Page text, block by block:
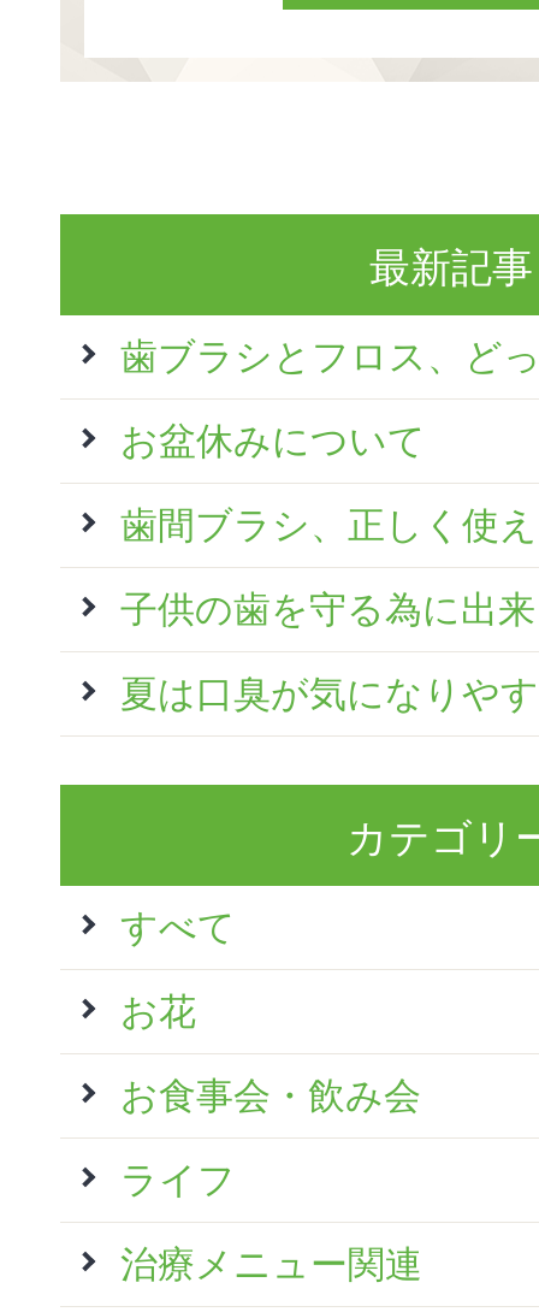
最新記事
歯ブラシとフロス、ど
お盆休みについて
歯間ブラシ、正しく使
子供の歯を守る為に出
夏は口臭が気になりや
カテゴリ
すべて
お花
お食事会・飲み会
ライフ
治療メニュー関連